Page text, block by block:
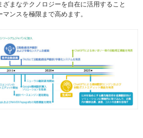
まなテクノロジーを自在に活用すること
ンスを極限まで高めます。